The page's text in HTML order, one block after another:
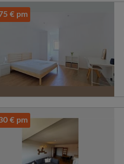
€ pm
€ pm